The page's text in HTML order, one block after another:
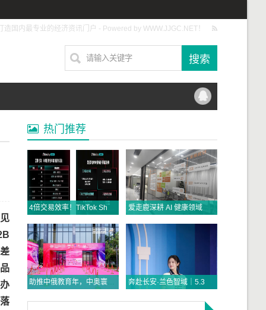
造国内最专业的经济资讯门户 - Powered by WWW.JJGC.NET！
热门推荐
助推中俄教育年，中奥寰宇探索实践“三位一体”国际赛事运营模式